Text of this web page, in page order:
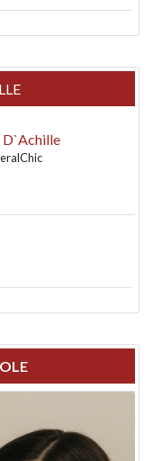
D`Achille